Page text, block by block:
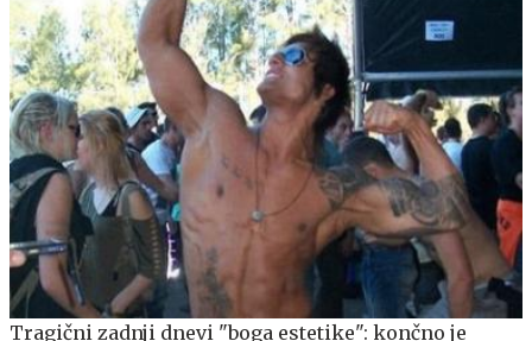
Tragični zadnji dnevi "boga estetike": končno je